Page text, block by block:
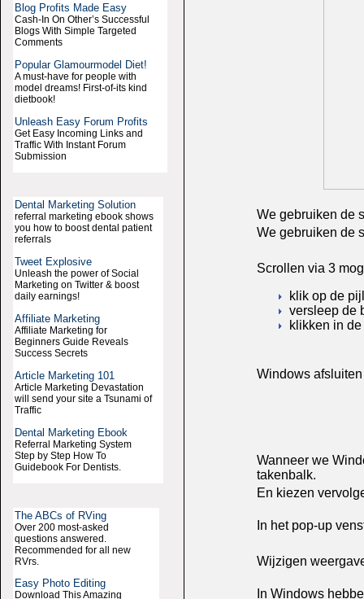
Blog Profits Made Easy
Cash-In On Other’s Successful
Blogs With Simple Targeted
Comments
Popular Glamourmodel Diet!
A must-have for people with
model dreams! First-of-its kind
dietbook!
Unleash Easy Forum Profits
Get Easy Incoming Links and
Traffic With Instant Forum
Submission
Dental Marketing Solution
referral marketing ebook shows
you how to boost dental patient
referrals
Tweet Explosive
Unleash the power of Social
Marketing on Twitter & boost
daily earnings!
Affiliate Marketing
Affiliate Marketing for
Beginners Guide Reveals
Success Secrets
Article Marketing 101
Article Marketing Devastation
will send your site a Tsunami of
Traffic
Dental Marketing Ebook
Referral Marketing System
Step by Step How To
Guidebook For Dentists.
The ABCs of RVing
Over 200 most-asked
questions answered.
Recommended for all new
RVrs.
Easy Photo Editing
Download This Amazing
We gebruiken de
We gebruiken de
Scrollen via 3
klik op de
versleep de
klikken in
Windows afsluiten
Wanneer we
takenbalk.
En kiezen
In het pop-up
Wijzigen
In Windows